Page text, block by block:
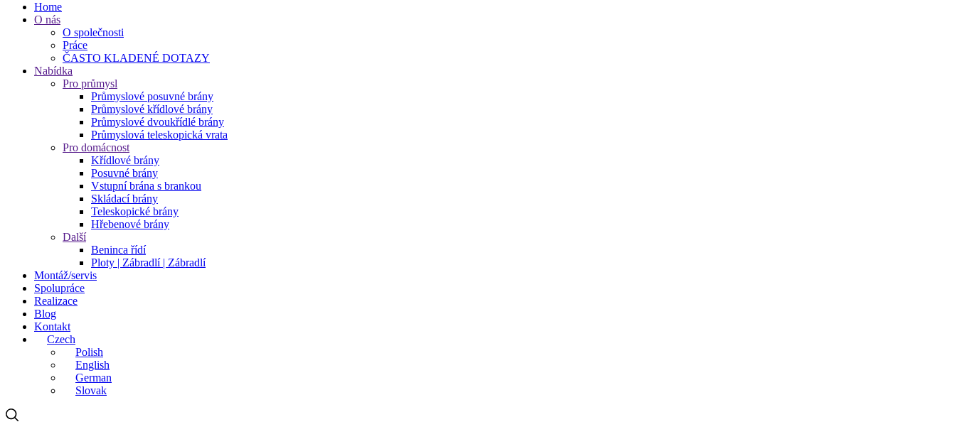
Home
O nás
O společnosti
Práce
ČASTO KLADENÉ DOTAZY
Nabídka
Pro průmysl
Průmyslové posuvné brány
Průmyslové křídlové brány
Průmyslové dvoukřídlé brány
Průmyslová teleskopická vrata
Pro domácnost
Křídlové brány
Posuvné brány
Vstupní brána s brankou
Skládací brány
Teleskopické brány
Hřebenové brány
Další
Beninca řídí
Ploty | Zábradlí | Zábradlí
Montáž/servis
Spolupráce
Realizace
Blog
Kontakt
Czech
Polish
English
German
Slovak